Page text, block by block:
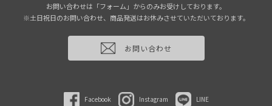
お問い合わせは「フォーム」からのみお受けしております。
※土日祝日のお問い合わせ、商品発送はお休みさせていただいております。
お問い合わせ
Facebook Instagram LINE